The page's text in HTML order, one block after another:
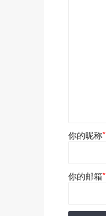
你的昵称*
你的邮箱*